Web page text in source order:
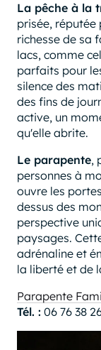
La pêche à la
prisée, réputée
richesse de sa
lacs, comme
parfaits pour
silence des
des fins de
active, un
qu'elle abrite.
Le parapente,
personnes à
ouvre les
dessus des
perspective
paysages.
adrénaline et
la liberté et de
Parapente
Tél. : 06 76 38